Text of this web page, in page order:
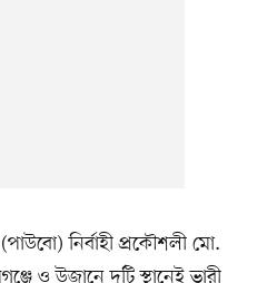
নির্বাহী প্রকৌশলী মো.